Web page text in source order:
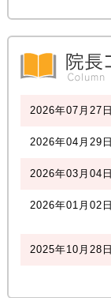
2026年07月27日
2026年04月29日
2026年03月04日
2026年01月02日
2025年10月28日